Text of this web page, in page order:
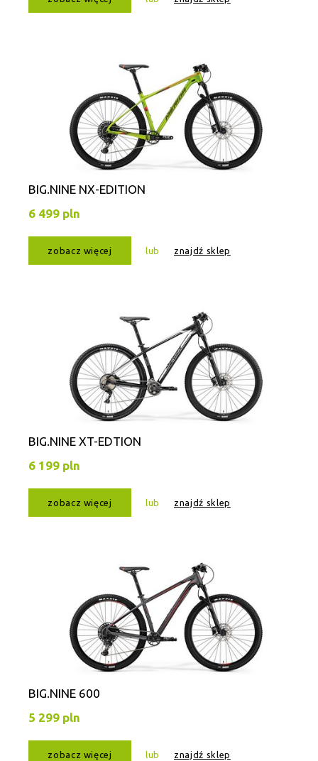
BIG.NINE NX-EDITION
6 499 pln
zobacz więcej lub znajdź sklep
BIG.NINE XT-EDTION
6 199 pln
zobacz więcej lub znajdź sklep
BIG.NINE 600
5 299 pln
zobacz więcej lub znajdź sklep